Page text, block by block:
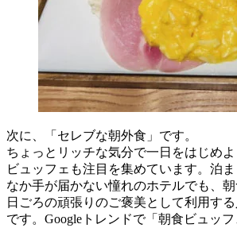
次に、「セレブな朝外食」です。
ちょっとリッチな気分で一日をはじめ
ビュッフェも注目を集めています。泊
なか手が届かない憧れのホテルでも、朝
日ごろの頑張りのご褒美として利用す
です。Googleトレンドで「朝食ビュッ